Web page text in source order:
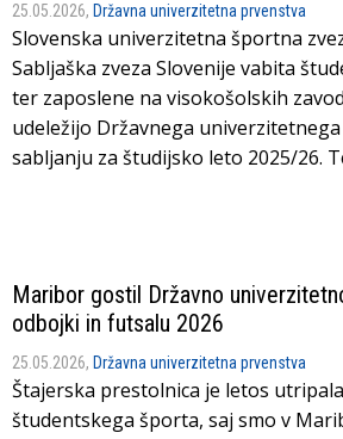
25.05.2026, Državna univerzitetna prvenstva
Slovenska univerzitetna športna
Sabljaška zveza Slovenije vabita
ter zaposlene na visokošolskih
udeležijo Državnega
sabljanju za študijsko leto 2025/26.
Maribor gostil Državno
odbojki in futsalu 2026
25.05.2026, Državna univerzitetna prvenstva
Štajerska prestolnica je letos
študentskega športa, saj smo v